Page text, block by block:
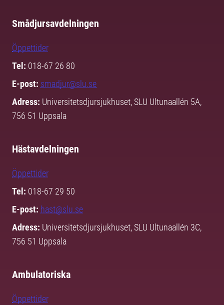
Smådjursavdelningen
Öppettider
Tel: 018-67 26 80
E-post: smadjur@slu.se
Adress: Universitetsdjursjukhuset, SLU Ultunaallén 5A,
756 51 Uppsala
Hästavdelningen
Öppettider
Tel: 018-67 29 50
E-post: hast@slu.se
Adress: Universitetsdjursjukhuset, SLU Ultunaallén 3C,
756 51 Uppsala
Ambulatoriska
Öppettider